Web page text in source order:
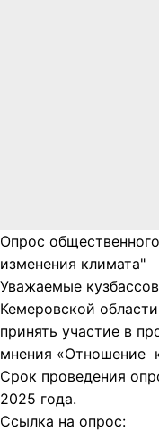
Опрос
изменения климата"
Уважаемые
Кемеровской
принять участие в
мнения «Отношение
Срок проведения
2025 года.
Ссылка на опрос: